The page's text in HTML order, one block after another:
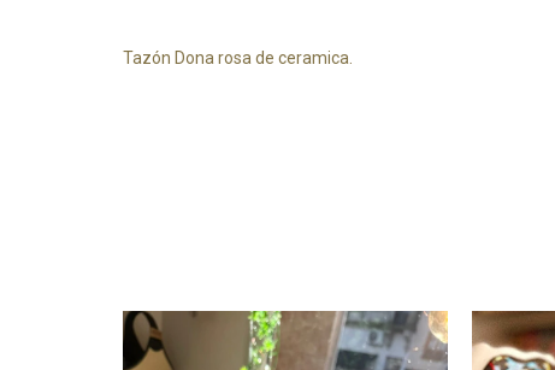
Tazón Dona rosa de ceramica.